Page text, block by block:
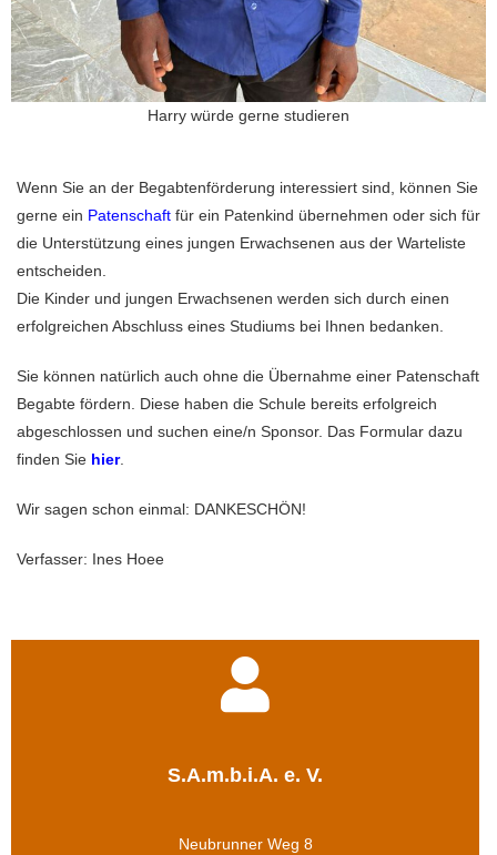
Harry würde gerne studieren
Wenn Sie an der Begabtenförderung interessiert sind, können Sie
gerne ein Patenschaft für ein Patenkind übernehmen oder sich für
die Unterstützung eines jungen Erwachsenen aus der Warteliste
entscheiden.
Die Kinder und jungen Erwachsenen werden sich durch einen
erfolgreichen Abschluss eines Studiums bei Ihnen bedanken.
Sie können natürlich auch ohne die Übernahme einer Patenschaft
Begabte fördern. Diese haben die Schule bereits erfolgreich
abgeschlossen und suchen eine/n Sponsor. Das Formular dazu
finden Sie hier.
Wir sagen schon einmal: DANKESCHÖN!
Verfasser: Ines Hoee
S.A.m.b.i.A. e. V.
Neubrunner Weg 8